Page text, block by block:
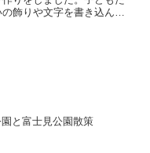
飾りや文字を書き込んで
公園と富士見公園散策